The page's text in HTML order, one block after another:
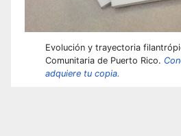
Evolución y trayectoria
Comunitaria de Puerto Rico.
adquiere tu copia.